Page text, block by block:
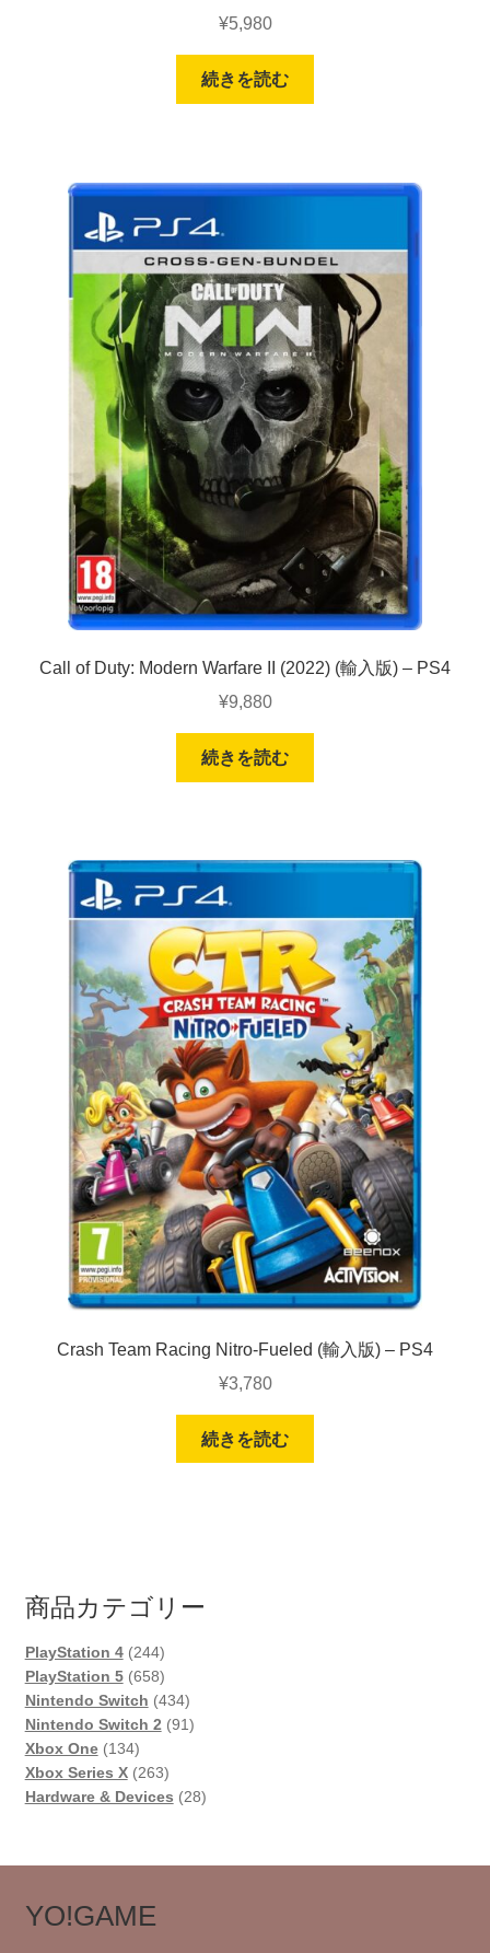
¥5,980
続きを読む
Call of Duty: Modern Warfare II (2022) (輸入版) – PS4
¥9,880
続きを読む
Crash Team Racing Nitro-Fueled (輸入版) – PS4
¥3,780
続きを読む
商品カテゴリー
PlayStation 4 244244
個
の
商
PlayStation 5 658658
個
の
品
Nintendo Switch 434434
個
品
Nintendo Switch 2 9191
商
Xbox One 134134
個
の
Xbox Series X 263263
個
品
Hardware & Devices 2828
商
YO!GAME